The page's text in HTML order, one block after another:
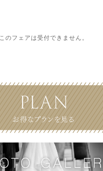
このフェアは受付できません。